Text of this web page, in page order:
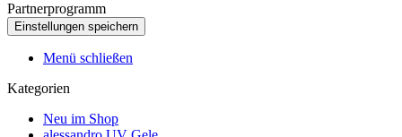
Partnerprogramm
Menü schließen
Kategorien
Neu im Shop